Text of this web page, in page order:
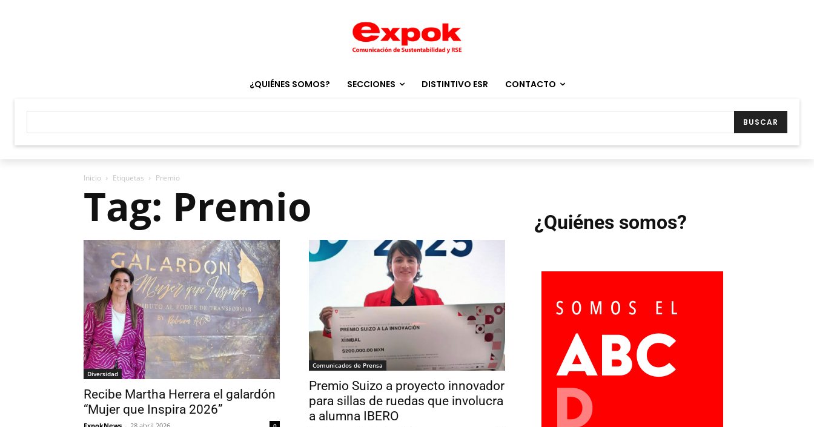
¿QUIÉNES SOMOS? SECCIONES DISTINTIVO ESR CONTACTO
BUSCAR
Inicio Etiquetas Premio
Tag: Premio
Diversidad
Recibe Martha Herrera el galardón
“Mujer que Inspira 2026”
Comunicados de Prensa
Premio Suizo a proyecto innovador
para sillas de ruedas que involucra
a alumna IBERO
¿Quiénes somos?